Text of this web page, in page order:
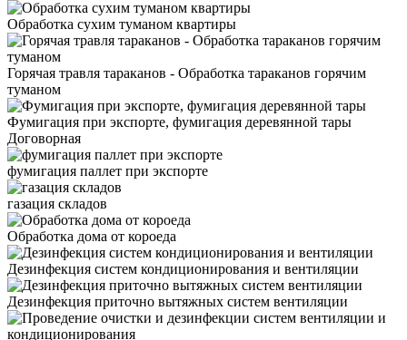
Обработка сухим туманом квартиры
Горячая травля тараканов - Обработка тараканов горячим
туманом
Фумигация при экспорте, фумигация деревянной тары
Договорная
фумигация паллет при экспорте
газация складов
Обработка дома от короеда
Дезинфекция систем кондиционирования и вентиляции
Дезинфекция приточно вытяжных систем вентиляции